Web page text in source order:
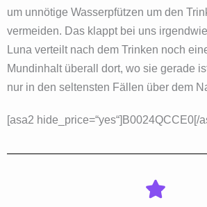
um unnötige Wasserpfützen um den
vermeiden. Das klappt bei uns
Luna verteilt nach dem Trinken noch
Mundinhalt überall dort, wo sie gerade
nur in den seltensten Fällen über dem
[asa2 hide_price=“yes“]B0024QCCE0[/